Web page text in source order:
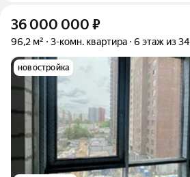
36 000 000 ₽
96,2 м² 3-комн. квартира 6 этаж из 34
новостройка